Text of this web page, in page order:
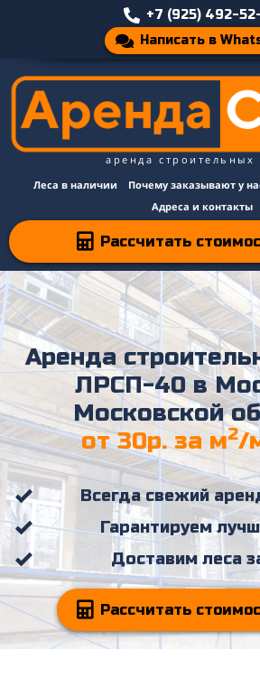
+7 (925) 492-
Написать в
аренда строительных
Леса в наличии
Почему заказывают у
Адреса и контакты
Рассчитать
Аренда
ЛРСП-40 в
Московской
от 30р. за м2/
Всегда свежий
Гарантируем
Доставим леса
Рассчитать